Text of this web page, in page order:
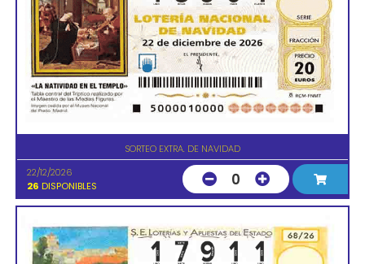
SORTEO EXTRA. DE NAVIDAD
22/12/2026
26 DISPONIBLES 0